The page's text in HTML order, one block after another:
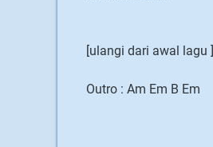
[ulangi dari awal lagu ]
Outro : Am Em B Em